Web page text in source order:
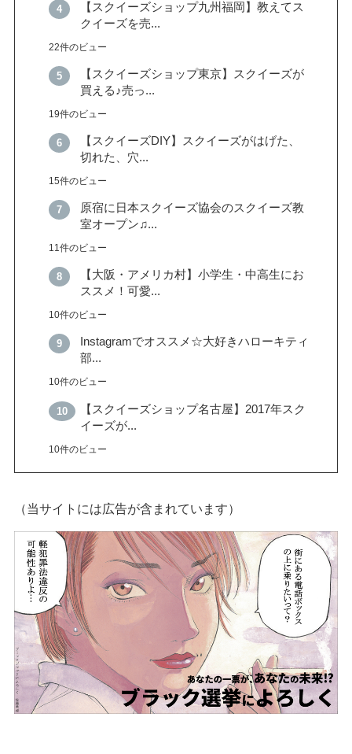
【スクイーズショップ九州福岡】教えてス
クイーズを売...
22件のビュー
【スクイーズショップ東京】スクイーズが
買える♪売っ...
19件のビュー
【スクイーズDIY】スクイーズがはげた、
切れた、穴...
15件のビュー
原宿に日本スクイーズ協会のスクイーズ教
室オープン♫...
11件のビュー
【大阪・アメリカ村】小学生・中高生にお
ススメ！可愛...
10件のビュー
Instagramでオススメ☆大好きハローキティ
部...
10件のビュー
【スクイーズショップ名古屋】2017年スク
イーズが...
10件のビュー
（当サイトには広告が含まれています）